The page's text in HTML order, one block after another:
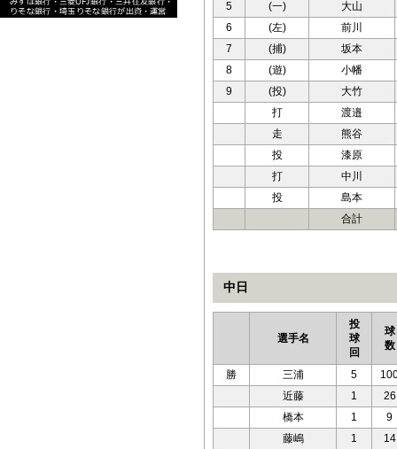
5
(一)
大山
6
(左)
前川
7
(捕)
坂本
8
(遊)
小幡
9
(投)
大竹
打
渡邉
走
熊谷
投
漆原
打
中川
投
島本
合計
中日
選手名
投
球
回
球
数
勝 三浦 5
近藤
1
26
橋本
1
9
藤嶋
1
14